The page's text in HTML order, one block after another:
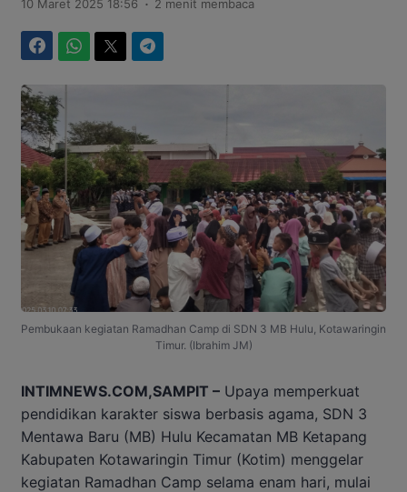
10 Maret 2025 18:56
2 menit membaca
Pembukaan kegiatan Ramadhan Camp di SDN 3 MB Hulu, Kotawaringin
Timur. (Ibrahim JM)
INTIMNEWS.COM,SAMPIT – Upaya memperkuat
pendidikan karakter siswa berbasis agama, SDN 3
Mentawa Baru (MB) Hulu Kecamatan MB Ketapang
Kabupaten Kotawaringin Timur (Kotim) menggelar
kegiatan Ramadhan Camp selama enam hari, mulai